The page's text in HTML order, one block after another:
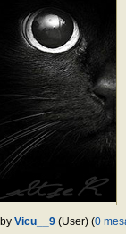
by Vicu__9 (User) (0